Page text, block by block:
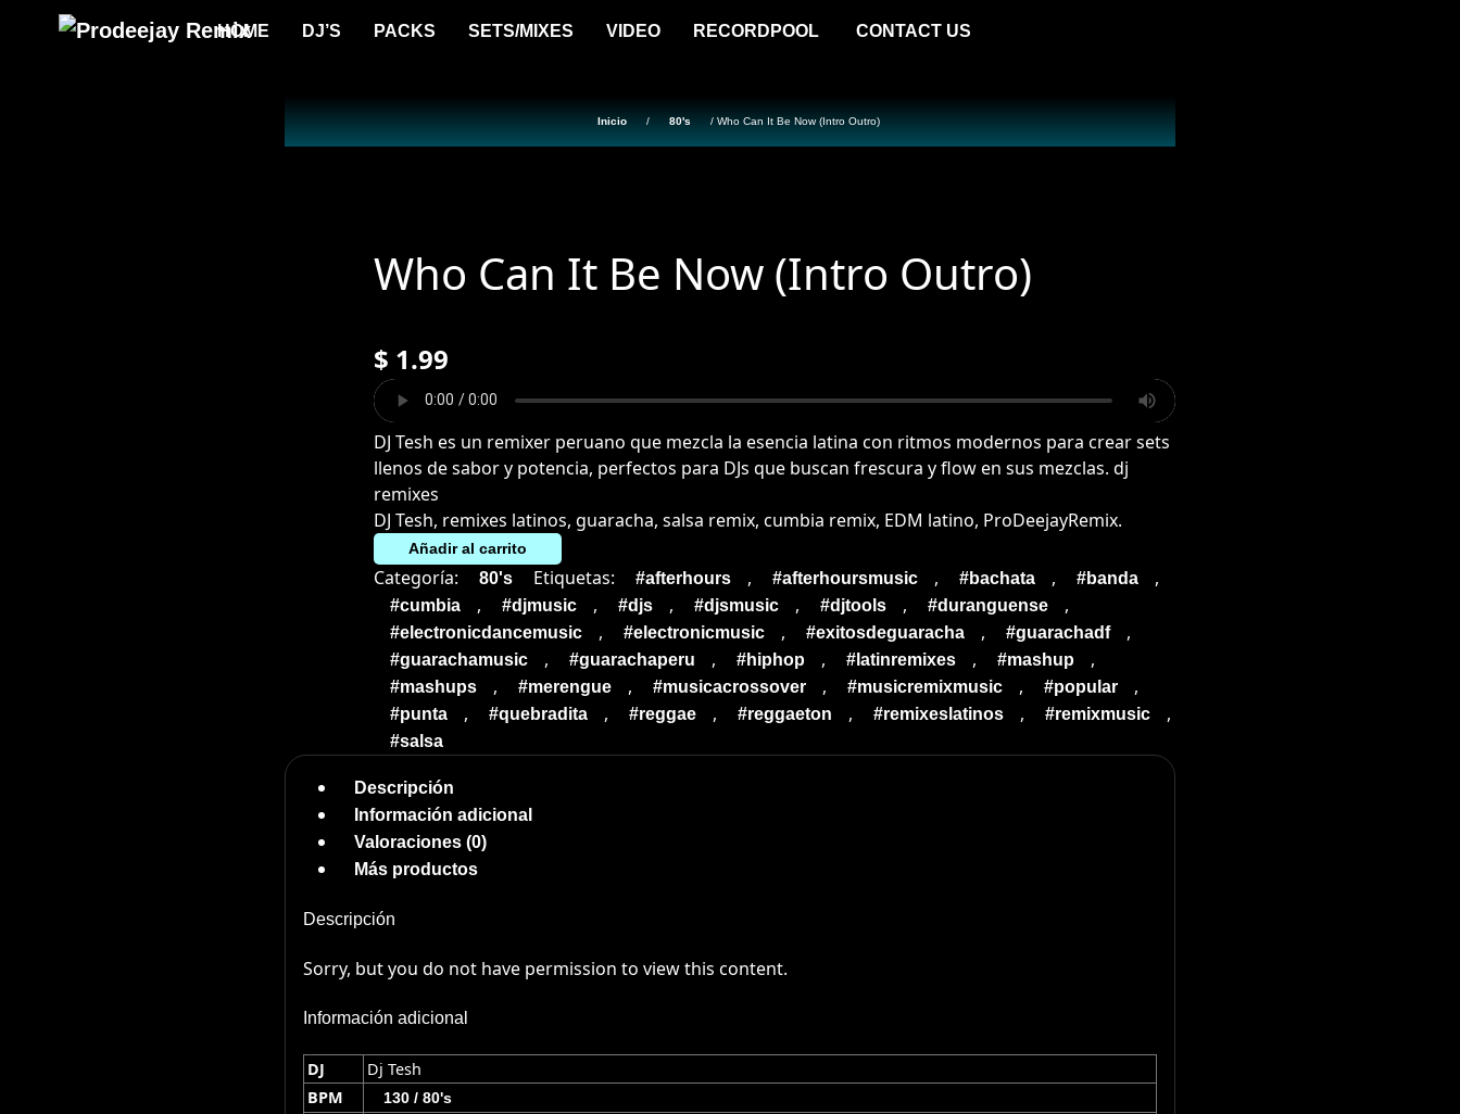
HOME DJ’S PACKS SETS/MIXES VIDEO RECORDPOOL CONTACT US
Inicio / 80's / Who Can It Be Now (Intro Outro)
Who Can It Be Now (Intro Outro)
$ 1.99
DJ Tesh es un remixer peruano que mezcla la esencia latina con ritmos modernos para crear sets
llenos de sabor y potencia, perfectos para DJs que buscan frescura y flow en sus mezclas. dj
remixes
DJ Tesh, remixes latinos, guaracha, salsa remix, cumbia remix, EDM latino, ProDeejayRemix.
Añadir al carrito
Categoría: 80's Etiquetas: #afterhours , #afterhoursmusic , #bachata , #banda ,
#cumbia , #djmusic , #djs , #djsmusic , #djtools , #duranguense ,
#electronicdancemusic , #electronicmusic , #exitosdeguaracha , #guarachadf ,
#guarachamusic , #guarachaperu , #hiphop , #latinremixes , #mashup ,
#mashups , #merengue , #musicacrossover , #musicremixmusic , #popular ,
#punta , #quebradita , #reggae , #reggaeton , #remixeslatinos , #remixmusic ,
#salsa
Descripción
Información adicional
Valoraciones (0)
Más productos
Descripción
Sorry, but you do not have permission to view this content.
Información adicional
DJ
Dj Tesh
BPM
130 / 80's